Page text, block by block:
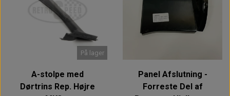
På lager
A-stolpe med
Dørtrins Rep. Højre
Panel Afslutning -
Forreste Del af